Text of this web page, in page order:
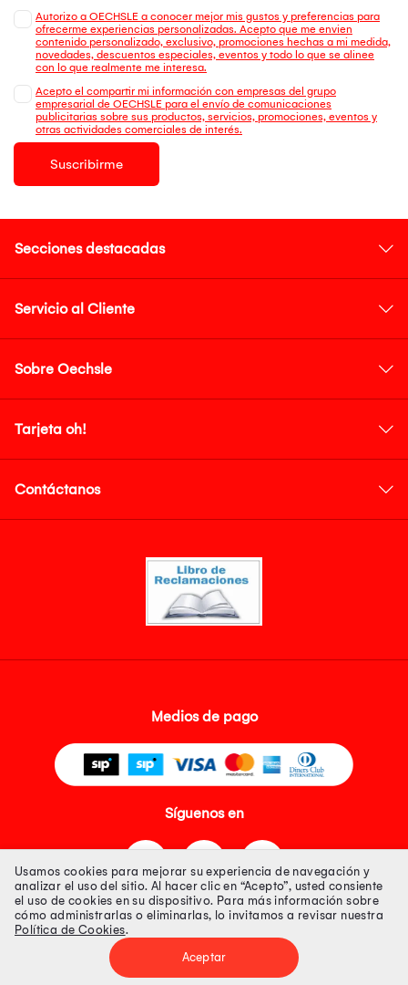
Autorizo a OECHSLE a conocer mejor mis gustos y preferencias para
ofrecerme experiencias personalizadas. Acepto que me envien
contenido personalizado, exclusivo, promociones hechas a mi medida,
novedades, descuentos especiales, eventos y todo lo que se alinee
con lo que realmente me interesa.
Acepto el compartir mi información con empresas del grupo
empresarial de OECHSLE para el envío de comunicaciones
publicitarias sobre sus productos, servicios, promociones, eventos y
otras actividades comerciales de interés.
Suscribirme
Secciones destacadas
Servicio al Cliente
Sobre Oechsle
Tarjeta oh!
Contáctanos
Medios de pago
Síguenos en
Tienda 100% Segura
Tiendas Peruanas S.A. R.U.C. Nº 20493020618. Todos los derechos
Usamos cookies para mejorar su experiencia de navegación y
analizar el uso del sitio. Al hacer clic en “Acepto”, usted consiente
el uso de cookies en su dispositivo. Para más información sobre
cómo administrarlas o eliminarlas, lo invitamos a revisar nuestra
Política de Cookies.
Aceptar